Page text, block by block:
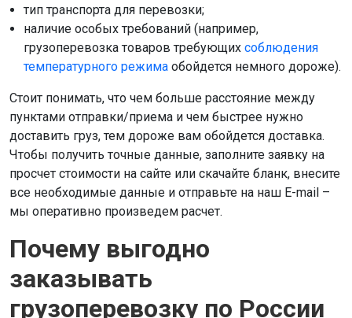
тип транспорта для перевозки;
наличие особых требований (например,
грузоперевозка товаров требующих соблюдения
температурного режима обойдется немного дороже).
Стоит понимать, что чем больше расстояние между
пунктами отправки/приема и чем быстрее нужно
доставить груз, тем дороже вам обойдется доставка.
Чтобы получить точные данные, заполните заявку на
просчет стоимости на сайте или скачайте бланк, внесите
все необходимые данные и отправьте на наш E-mail –
мы оперативно произведем расчет.
Почему выгодно
заказывать
грузоперевозку по России